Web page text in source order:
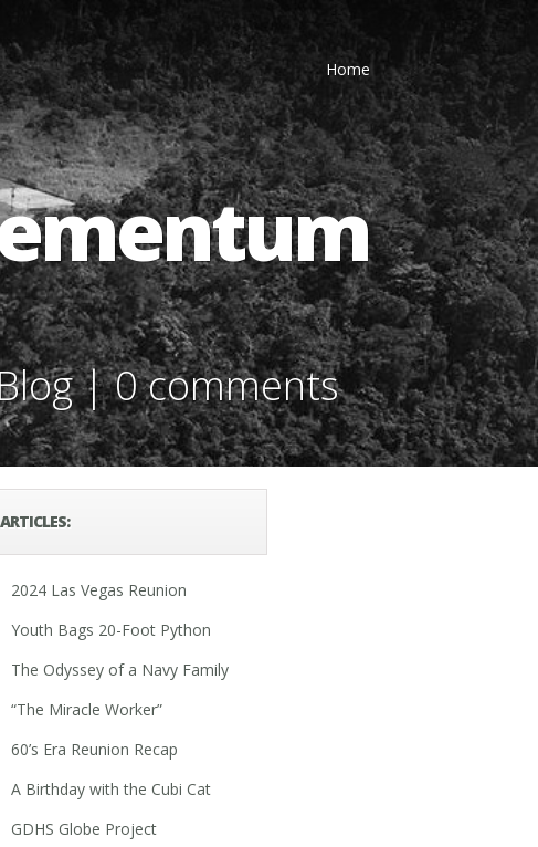
Home
|0 comments
ARTICLES:
2024 Las Vegas Reunion
Youth Bags 20-Foot Python
The Odyssey of a Navy Family
“The Miracle Worker”
60’s Era Reunion Recap
A Birthday with the Cubi Cat
GDHS Globe Project